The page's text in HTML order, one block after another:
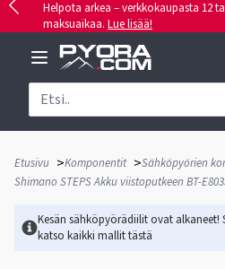
Helpota arkea – verkkokaupasta 12
maksuaikaa. Lue lisää!
Etusivu >Komponentit >Sähköpyörien
Shimano STEPS Akku viistoputkeen BT-
Kesän sähköpyörädiilit ovat alkaneet!
katso kaikki mallittästä